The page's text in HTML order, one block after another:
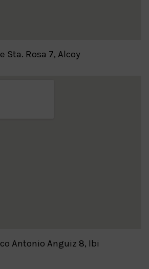
Sta. Rosa 7, Alcoy
Antonio Anguiz 8, Ibi